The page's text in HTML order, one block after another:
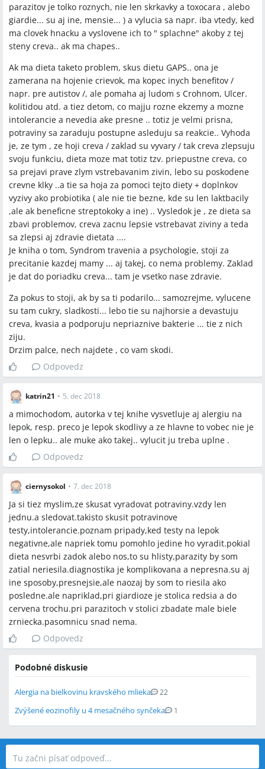
parazitov je tolko roznych, nie len skrkavky a toxocara , alebo
giardie... su aj ine, mensie... ) a vylucia sa napr. iba vtedy, ked
ma clovek hnacku a vyslovene ich to " splachne" akoby z tej
steny creva.. ak ma chapes..
Ak ma dieta taketo problem, skus dietu GAPS.. ona je
zamerana na hojenie crievok, ma kopec inych benefitov /
napr. pre autistov /, ale pomaha aj ludom s Crohnom, Ulcer.
kolitidou atd. a tiez detom, co majju rozne ekzemy a mozne
intolerancie a nevedia ake presne .. totiz je velmi prisna,
potraviny sa zaraduju postupne asleduju sa reakcie.. Vyhoda
je, ze tym , ze hoji creva / zaklad su vyvary / tak creva zlepsuju
svoju funkciu, dieta moze mat totiz tzv. priepustne creva, co
sa prejavi prave zlym vstrebavanim zivin, lebo su poskodene
crevne klky ..a tie sa hoja za pomoci tejto diety + doplnkov
vyzivy ako probiotika ( ale nie tie bezne, kde su len laktbacily
,ale ak beneficne streptokoky a ine) .. Vysledok je , ze dieta sa
zbavi problemov, creva zacnu lepsie vstrebavat ziviny a teda
sa zlepsi aj zdravie dietata ....
Je kniha o tom, Syndrom travenia a psychologie, stoji za
precitanie kazdej mamy ... aj takej, co nema problemy. Zaklad
je dat do poriadku creva... tam je vsetko nase zdravie.
Za pokus to stoji, ak by sa ti podarilo... samozrejme, vylucene
su tam cukry, sladkosti... lebo tie su najhorsie a devastuju
creva, kvasia a podporuju nepriaznive bakterie ... tie z nich
ziju.
Drzim palce, nech najdete , co vam skodi.
Odpovedz
katrin21 • 5. dec 2018
a mimochodom, autorka v tej knihe vysvetluje aj alergiu na
lepok, resp. preco je lepok skodlivy a ze hlavne to vobec nie je
len o lepku.. ale muke ako takej.. vylucit ju treba uplne .
Odpovedz
ciernysokol • 7. dec 2018
Ja si tiez myslim,ze skusat vyradovat potraviny.vzdy len
jednu.a sledovat.takisto skusit potravinove
testy,intolerancie.poznam pripady,ked testy na lepok
negativne,ale napriek tomu pomohlo jedine ho vyradit.pokial
dieta nesvrbi zadok alebo nos,to su hlisty,parazity by som
zatial neriesila.diagnostika je komplikovana a nepresna.su aj
ine sposoby,presnejsie,ale naozaj by som to riesila ako
posledne.ale napriklad,pri giardioze je stolica redsia a do
cervena trochu.pri parazitoch v stolici zbadate male biele
zrniecka.pasomnicu snad nema.
Odpovedz
Podobné diskusie
Alergia na bielkovinu kravského mlieka 22
Zvýšené eozinofily u 4 mesačného synčeka 1